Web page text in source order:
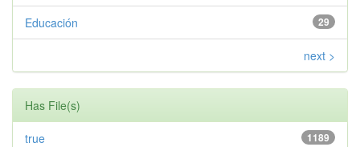
29
Educación
next >
Has File(s)
1189
true